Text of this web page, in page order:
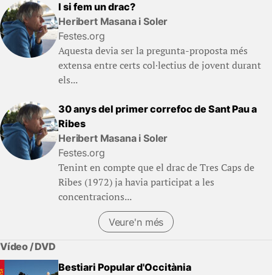
I si fem un drac?
Heribert Masana i Soler
Festes.org
Aquesta devia ser la pregunta-proposta més
extensa entre certs col·lectius de jovent durant
els...
30 anys del primer correfoc de Sant Pau a
Ribes
Heribert Masana i Soler
Festes.org
Tenint en compte que el drac de Tres Caps de
Ribes (1972) ja havia participat a les
concentracions...
Veure'n més
(Llibres)
Vídeo / DVD
Bestiari Popular d'Occitània